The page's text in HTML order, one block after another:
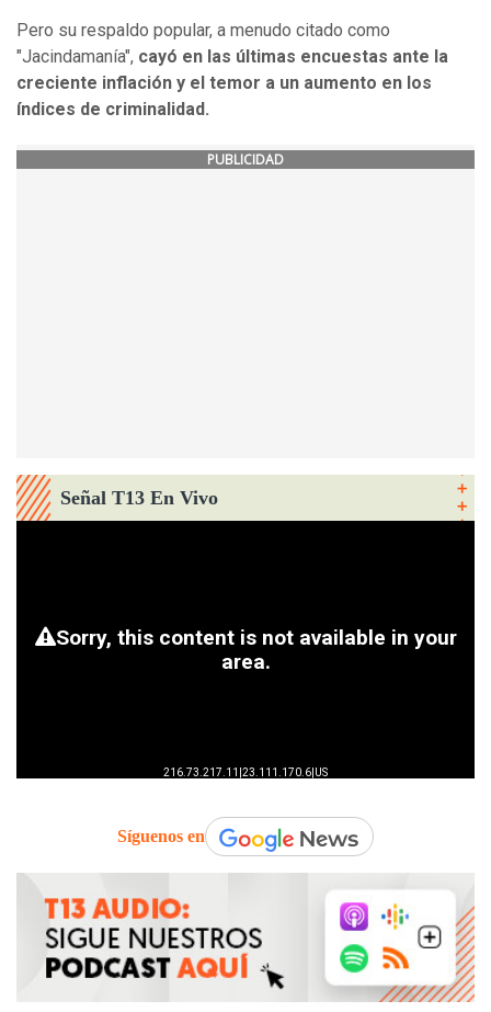
Pero su respaldo popular, a menudo citado como
"Jacindamanía", cayó en las últimas encuestas ante la
creciente inflación y el temor a un aumento en los
índices de criminalidad.
PUBLICIDAD
Señal T13 En Vivo
Síguenos en